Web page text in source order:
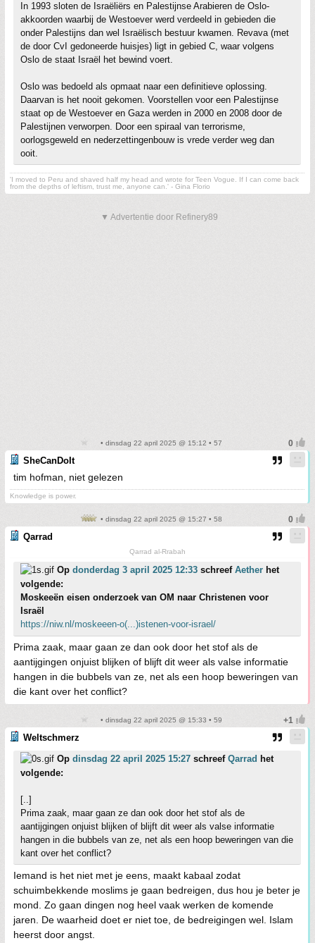
In 1993 sloten de Israëliërs en Palestijnse Arabieren de Oslo-
akkoorden waarbij de Westoever werd verdeeld in gebieden die
onder Palestijns dan wel Israëlisch bestuur kwamen. Revava (met
de door CvI gedoneerde huisjes) ligt in gebied C, waar volgens
Oslo de staat Israël het bewind voert.
Oslo was bedoeld als opmaat naar een definitieve oplossing.
Daarvan is het nooit gekomen. Voorstellen voor een Palestijnse
staat op de Westoever en Gaza werden in 2000 en 2008 door de
Palestijnen verworpen. Door een spiraal van terrorisme,
oorlogsgeweld en nederzettingenbouw is vrede verder weg dan
ooit.
'I moved to Peru and shaved half my head and wrote for Teen Vogue. If I can come back
from the depths of leftism, trust me, anyone can.' - Gina Florio
▼ Advertentie door Refinery89
• dinsdag 22 april 2025 @ 15:12 • 57
SheCanDoIt
tim hofman, niet gelezen
Knowledge is power.
• dinsdag 22 april 2025 @ 15:27 • 58
Qarrad
Qarrad al-Rrabah
Op donderdag 3 april 2025 12:33 schreef Aether het
volgende:
Moskeeën eisen onderzoek van OM naar Christenen voor
Israël
https://niw.nl/moskeeen-o(...)istenen-voor-israel/
Prima zaak, maar gaan ze dan ook door het stof als de
aantijgingen onjuist blijken of blijft dit weer als valse informatie
hangen in die bubbels van ze, net als een hoop beweringen van
die kant over het conflict?
• dinsdag 22 april 2025 @ 15:33 • 59
Weltschmerz
Op dinsdag 22 april 2025 15:27 schreef Qarrad het
volgende:
[..]
Prima zaak, maar gaan ze dan ook door het stof als de
aantijgingen onjuist blijken of blijft dit weer als valse informatie
hangen in die bubbels van ze, net als een hoop beweringen van die
kant over het conflict?
Iemand is het niet met je eens, maakt kabaal zodat
schuimbekkende moslims je gaan bedreigen, dus hou je beter je
mond. Zo gaan dingen nog heel vaak werken de komende
jaren. De waarheid doet er niet toe, de bedreigingen wel. Islam
heerst door angst.